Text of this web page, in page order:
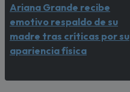
Ariana Grande recibe
emotivo respaldo de su
madre tras críticas por su
apariencia física